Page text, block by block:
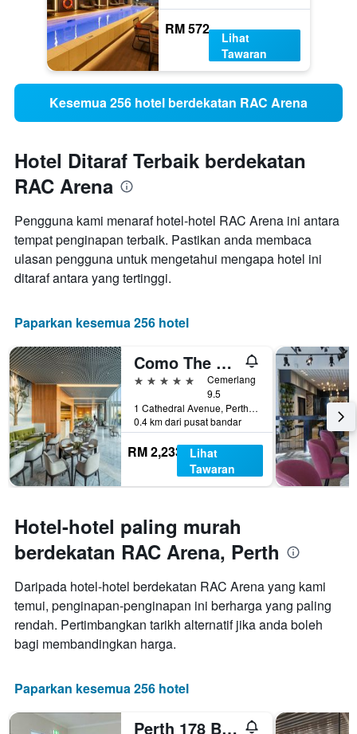
RM 572
Lihat
Tawaran
Kesemua 256 hotel berdekatan RAC Arena
Hotel Ditaraf Terbaik berdekatan
RAC Arena
Pengguna kami menaraf hotel-hotel RAC Arena ini antara
tempat penginapan terbaik. Pastikan anda membaca
ulasan pengguna untuk mengetahui mengapa hotel ini
ditaraf antara yang tertinggi.
Paparkan kesemua 256 hotel
Como The Treasury
5 bintang
Cemerlang
9.5
1 Cathedral Avenue, Perth, WA, Australia
0.4 km dari pusat bandar
RM 2,233
Lihat
Tawaran
Hotel-hotel paling murah
berdekatan RAC Arena, Perth
Daripada hotel-hotel berdekatan RAC Arena yang kami
temui, penginapan-penginapan ini berharga yang paling
rendah. Pertimbangkan tarikh alternatif jika anda boleh
bagi membandingkan harga.
Paparkan kesemua 256 hotel
Perth 178 Backpackers ( Valid Passport Required For Check In )